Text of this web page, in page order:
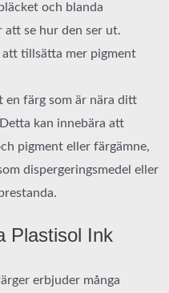
och blanda
att se hur den ser ut.
att tillsätta mer pigment
en färg som är nära ditt
kan innebära att
pigment eller färgämne,
dispergeringsmedel eller
Plastisol Ink
erbjuder många